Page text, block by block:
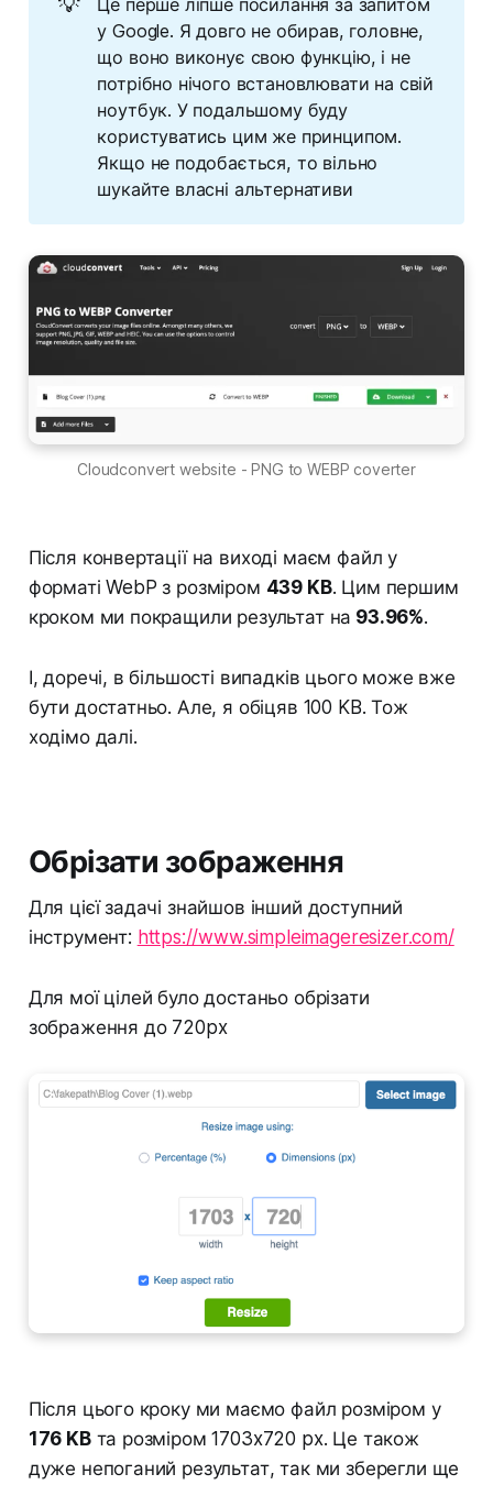
у Google. Я довго не обирав, головне,
що воно виконує свою функцію, і не
потрібно нічого встановлювати на свій
ноутбук. У подальшому буду
користуватись цим же принципом.
Якщо не подобається, то вільно
шукайте власні альтернативи
Cloudconvert website - PNG to WEBP coverter
Після конвертації на виході маєм файл у
форматі WebP з розміром 439 KB. Цим першим
кроком ми покращили результат на 93.96%.
І, доречі, в більшості випадків цього може вже
бути достатньо. Але, я обіцяв 100 KB. Тож
ходімо далі.
Обрізати зображення
Для цієї задачі знайшов інший доступний
інструмент: https://www.simpleimageresizer.com/
Для мої цілей було достаньо обрізати
зображення до 720px
Після цього кроку ми маємо файл розміром у
176 KBта розміром 1703x720 px. Це також
дуже непоганий результат, так ми зберегли ще